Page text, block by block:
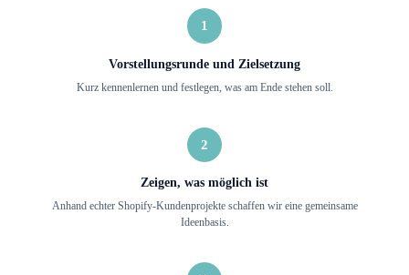
1
Vorstellungsrunde und Zielsetzung
Kurz kennenlernen und festlegen, was am Ende stehen soll.
2
Zeigen, was möglich ist
Anhand echter Shopify-Kundenprojekte schaffen wir eine gemeinsame
Ideenbasis.